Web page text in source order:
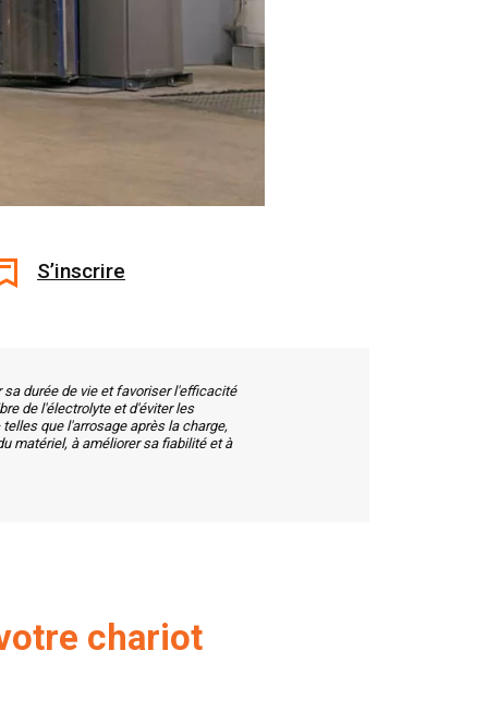
S’inscrire
durée de vie et favoriser l'efficacité
de l'électrolyte et d'éviter les
que l'arrosage après la charge,
matériel, à améliorer sa fiabilité et à
chariot